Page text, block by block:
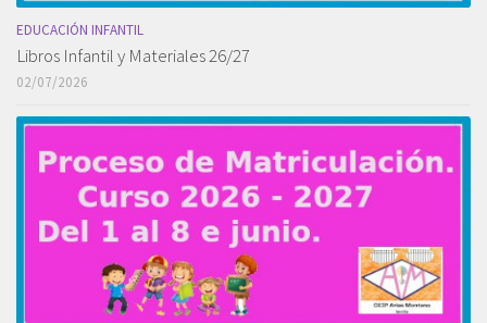
EDUCACIÓN INFANTIL
Libros Infantil y Materiales 26/27
02/07/2026